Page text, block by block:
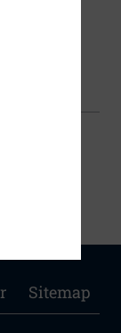
Sitemap